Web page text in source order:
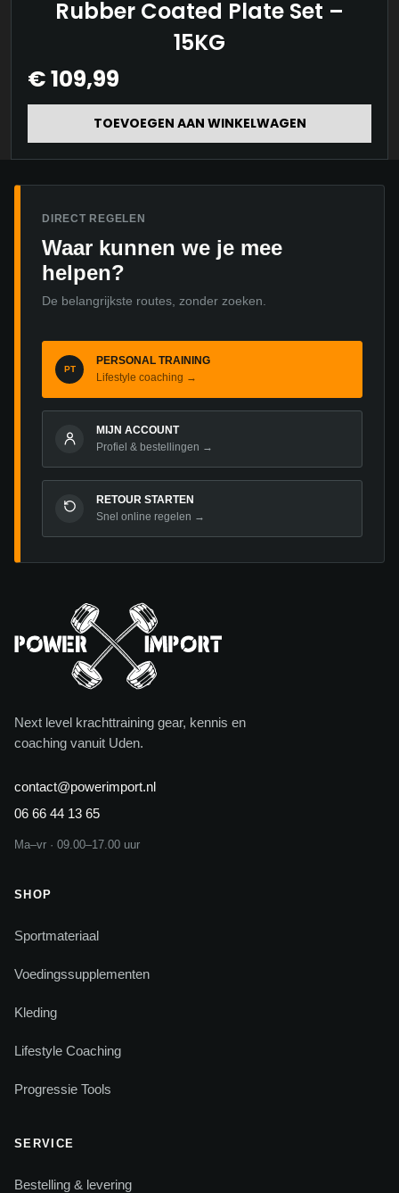
Rubber Coated Plate Set –
15KG
€109,99
TOEVOEGEN AAN WINKELWAGEN
DIRECT REGELEN
Waar kunnen we je mee
helpen?
De belangrijkste routes, zonder zoeken.
PT
PERSONAL TRAINING
Lifestyle coaching →
MIJN ACCOUNT
Profiel & bestellingen →
RETOUR STARTEN
Snel online regelen →
Next level krachttraining gear, kennis en
coaching vanuit Uden.
contact@powerimport.nl
06 66 44 13 65
Ma–vr · 09.00–17.00 uur
SHOP
Sportmateriaal
Voedingssupplementen
Kleding
Lifestyle Coaching
Progressie Tools
SERVICE
Bestelling & levering